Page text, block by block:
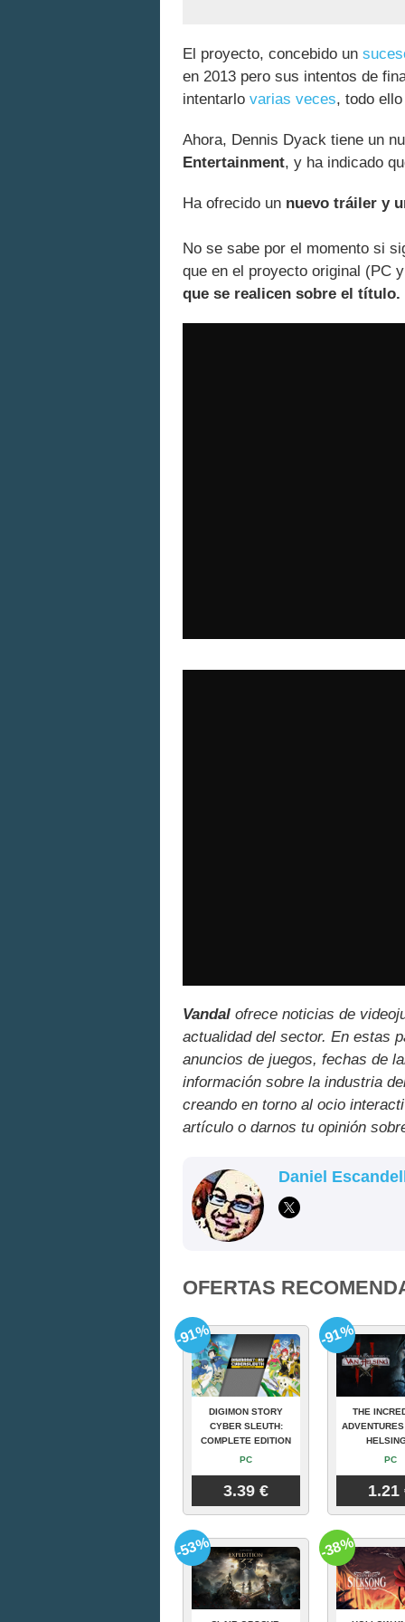
El proyecto, concebido un
en 2013 pero sus intentos de
intentarlo varias veces, todo
Ahora, Dennis Dyack tiene un
Entertainment, y ha indicado
Ha ofrecido un nuevo tráiler y
No se sabe por el momento si
que en el proyecto original (PC
que se realicen sobre el título.
Vandal ofrece noticias de
actualidad del sector. En estas
anuncios de juegos, fechas de
información sobre la industria
creando en torno al ocio
artículo o darnos tu opinión
Daniel Escandell
OFERTAS
DIGIMON STORY
CYBER SLEUTH:
COMPLETE EDITION
PC
3.39 €
-91%
THE
HELSING
PC
1.21
-91%
-53% -38%